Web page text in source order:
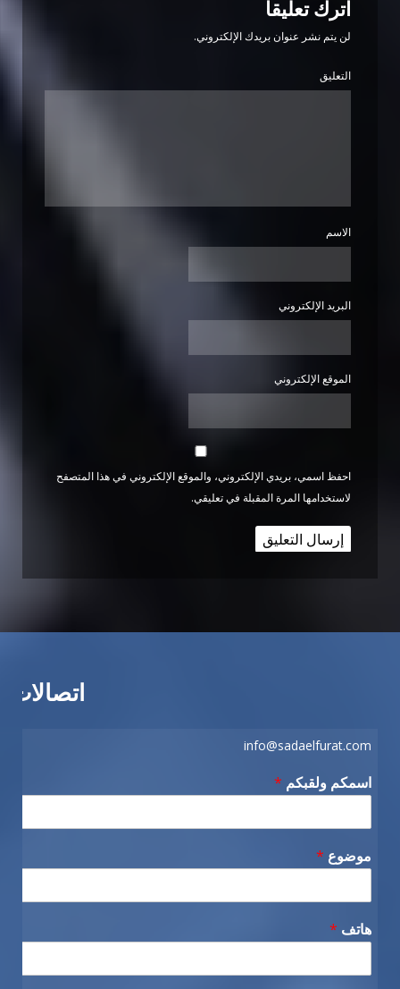
اترك تعليقاً
لن يتم نشر عنوان بريدك الإلكتروني.
التعليق
الاسم
البريد الإلكتروني
الموقع الإلكتروني
احفظ اسمي، بريدي الإلكتروني، والموقع الإلكتروني في هذا المتصفح
لاستخدامها المرة المقبلة في تعليقي.
اتصالات
info@sadaelfurat.com
اسمكم ولقبكم *
موضوع *
هاتف *